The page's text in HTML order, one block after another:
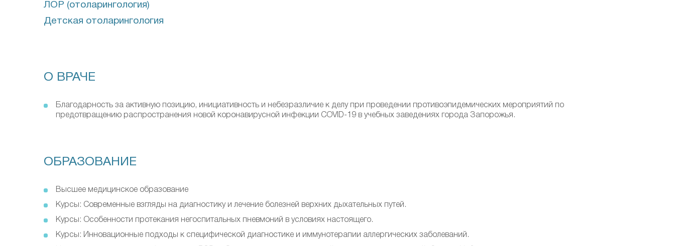
ЛОР (отоларингология)
Детская отоларингология
О ВРАЧЕ
Благодарность за активную позицию, инициативность и небезразличие к делу при проведении противоэпидемических мероприятий по
предотвращению распространения новой коронавирусной инфекции COVID-19 в учебных заведениях города Запорожья.
ОБРАЗОВАНИЕ
Высшее медицинское образование
Курсы: Современные взгляды на диагностику и лечение болезней верхних дыхательных путей.
Курсы: Особенности протекания негоспитальных пневмоний в условиях настоящего.
Курсы: Инновационные подходы к специфической диагностике и иммунотерапии аллергических заболеваний.